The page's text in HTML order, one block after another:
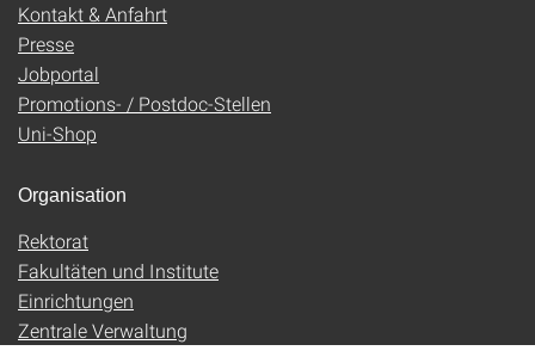
Kontakt & Anfahrt
Presse
Jobportal
Promotions- / Postdoc-Stellen
Uni-Shop
Organisation
Rektorat
Fakultäten und Institute
Einrichtungen
Zentrale Verwaltung